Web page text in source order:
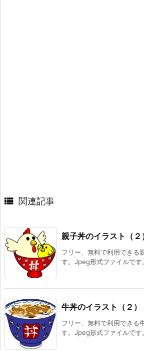
 関連記事
親子丼のイラスト（２
フリー、無料で利用できる
す。Jpeg形式ファイルです
牛丼のイラスト（２）
フリー、無料で利用できる
す。Jpeg形式ファイルです